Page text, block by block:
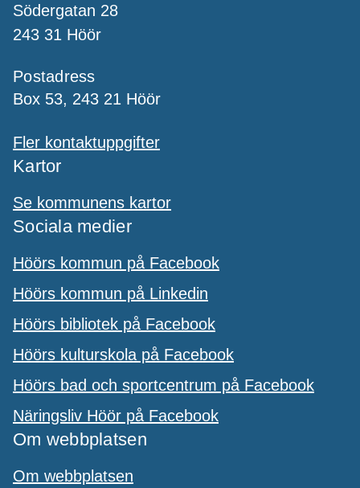
Södergatan 28
243 31 Höör
Postadress
Box 53, 243 21 Höör
Fler kontaktuppgifter
Kartor
Se kommunens kartor
Sociala medier
Höörs kommun på Facebook
Höörs kommun på Linkedin
Höörs bibliotek på Facebook
Höörs kulturskola på Facebook
Höörs bad och sportcentrum på Facebook
Näringsliv Höör på Facebook
Om webbplatsen
Om webbplatsen